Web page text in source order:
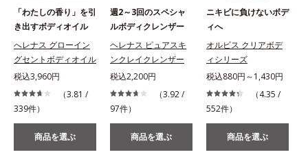
「わたしの香り」を引
き出すボディオイル
へレナス グローイン
グセントボディオイル
税込3,960円
（3.81 /
339件）
商品を選ぶ
週2～3回のスペシャ
ルボディクレンザー
ヘレナス ピュアスキ
ンクレイクレンザー
税込2,200円
（3.92 /
97件）
商品を選ぶ
ニキビに負けないボデ
ィへ
オルビス クリアボデ
ィシリーズ
税込880円～1,430円
（4.35 /
552件）
商品を選ぶ